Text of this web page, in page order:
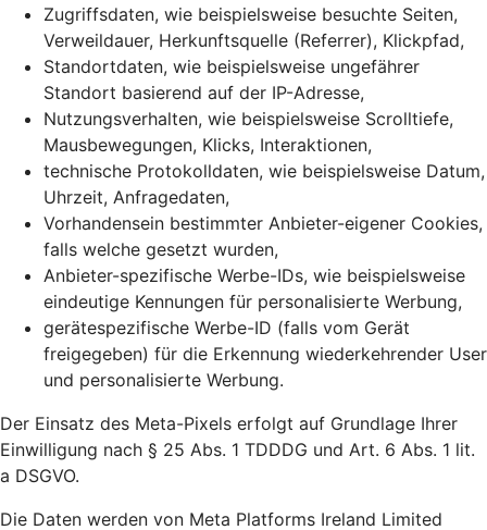
Zugriffsdaten, wie beispielsweise besuchte Seiten,
Verweildauer, Herkunftsquelle (Referrer), Klickpfad,
Standortdaten, wie beispielsweise ungefährer
Standort basierend auf der IP-Adresse,
Nutzungsverhalten, wie beispielsweise Scrolltiefe,
Mausbewegungen, Klicks, Interaktionen,
technische Protokolldaten, wie beispielsweise Datum,
Uhrzeit, Anfragedaten,
Vorhandensein bestimmter Anbieter-eigener Cookies,
falls welche gesetzt wurden,
Anbieter-spezifische Werbe-IDs, wie beispielsweise
eindeutige Kennungen für personalisierte Werbung,
gerätespezifische Werbe-ID (falls vom Gerät
freigegeben) für die Erkennung wiederkehrender User
und personalisierte Werbung.
Der Einsatz des Meta-Pixels erfolgt auf Grundlage Ihrer
Einwilligung nach § 25 Abs. 1 TDDDG und Art. 6 Abs. 1 lit.
a DSGVO.
Die Daten werden von Meta Platforms Ireland Limited